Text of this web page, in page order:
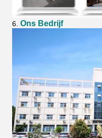
6. Ons Bedrijf